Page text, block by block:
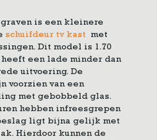
is een kleinere
schuifdeur tv kast
met
Dit model is 1.70
een lade minder dan
uitvoering. De
voorzien van een
met gebobbeld glas.
hebben infreesgrepen
ligt bijna gelijk met
Hierdoor kunnen de